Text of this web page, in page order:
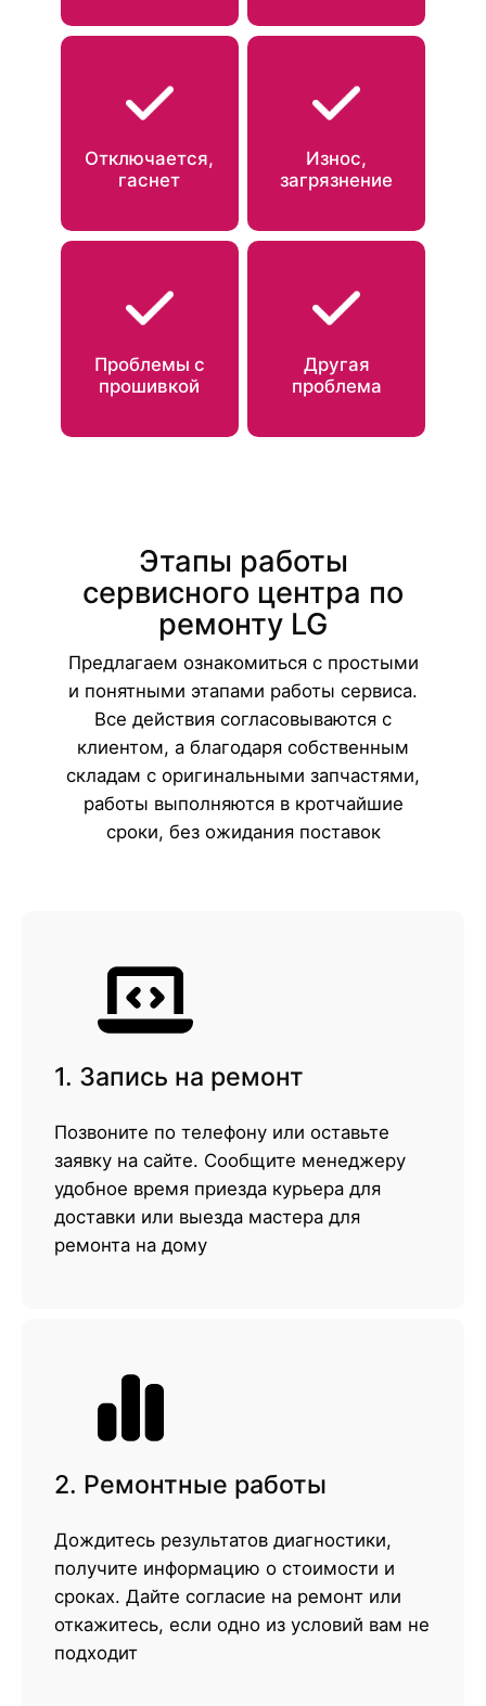
Отключается,
гаснет
Износ,
загрязнение
Проблемы с
прошивкой
Другая
проблема
Этапы работы
сервисного центра по
ремонту LG
Предлагаем ознакомиться с простыми
и понятными этапами работы сервиса.
Все действия согласовываются с
клиентом, а благодаря собственным
складам с оригинальными запчастями,
работы выполняются в кротчайшие
сроки, без ожидания поставок
1. Запись на ремонт
Позвоните по телефону или оставьте
заявку на сайте. Сообщите менеджеру
удобное время приезда курьера для
доставки или выезда мастера для
ремонта на дому
2. Ремонтные работы
Дождитесь результатов диагностики,
получите информацию о стоимости и
сроках. Дайте согласие на ремонт или
откажитесь, если одно из условий вам не
подходит